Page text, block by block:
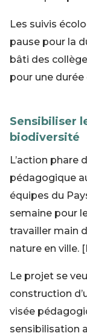
Les suivis
pause pour la
bâti des
pour une durée
Sensibiliser
biodiversité
L’action phare
pédagogique
équipes du
semaine pour
travailler main
nature en ville.
Le projet se
construction
visée
sensibilisation